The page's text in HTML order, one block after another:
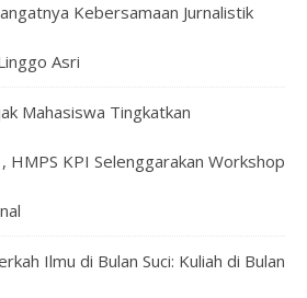
Kebersamaan Jurnalistik
Asri
Mahasiswa Tingkatkan
HMPS KPI Selenggarakan Workshop
Ilmu di Bulan Suci: Kuliah di Bulan